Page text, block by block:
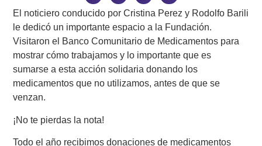
El noticiero conducido por Cristina Perez y Rodolfo Barili
le dedicó un importante espacio a la Fundación.
Visitaron el Banco Comunitario de Medicamentos para
mostrar cómo trabajamos y lo importante que es
sumarse a esta acción solidaria donando los
medicamentos que no utilizamos, antes de que se
venzan.
¡No te pierdas la nota!
Todo el año recibimos donaciones de medicamentos